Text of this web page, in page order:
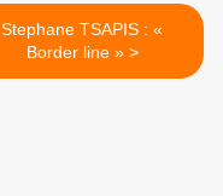
Stephane TSAPIS : «
Border line » >